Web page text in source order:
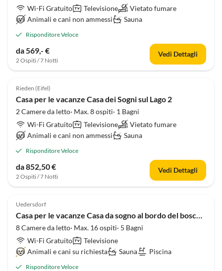
Wi-Fi Gratuito
Televisione
Vietato fumare
Animali e cani non ammessi
Sauna
Risponditore Veloce
da 569,- €
2 Ospiti / 7 Notti
Vedi Dettagli
4.9 (6)
Rieden (Eifel)
Casa per le vacanze Casa dei Sogni sul Lago 2
2 Camere da letto· Max. 8 ospiti· 1 Bagni
Wi-Fi Gratuito
Televisione
Vietato fumare
Animali e cani non ammessi
Sauna
Risponditore Veloce
da 852,50 €
2 Ospiti / 7 Notti
Vedi Dettagli
4.9 (4)
Uedersdorf
Casa per le vacanze Casa da sogno al bordo del bosco 1
8 Camere da letto· Max. 16 ospiti· 5 Bagni
Wi-Fi Gratuito
Televisione
Animali e cani su richiesta
Sauna Piscina
Risponditore Veloce